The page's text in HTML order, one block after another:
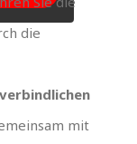
die
mit